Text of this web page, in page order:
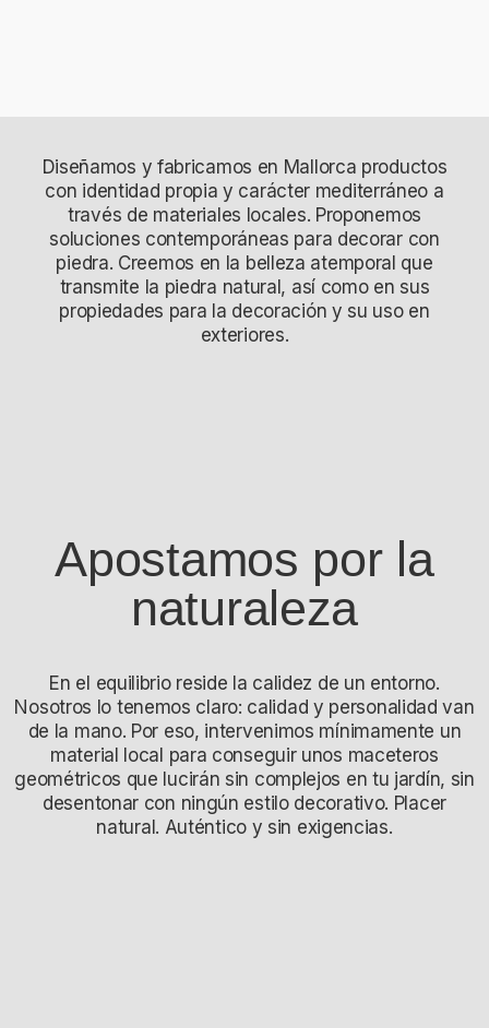
Diseñamos y fabricamos en Mallorca productos
con identidad propia y carácter mediterráneo a
través de materiales locales. Proponemos
soluciones contemporáneas para decorar con
piedra. Creemos en la belleza atemporal que
transmite la piedra natural, así como en sus
propiedades para la decoración y su uso en
exteriores.
Apostamos por la
naturaleza
En el equilibrio reside la calidez de un entorno.
Nosotros lo tenemos claro: calidad y personalidad van
de la mano. Por eso, intervenimos mínimamente un
material local para conseguir unos maceteros
geométricos que lucirán sin complejos en tu jardín, sin
desentonar con ningún estilo decorativo. Placer
natural. Auténtico y sin exigencias.